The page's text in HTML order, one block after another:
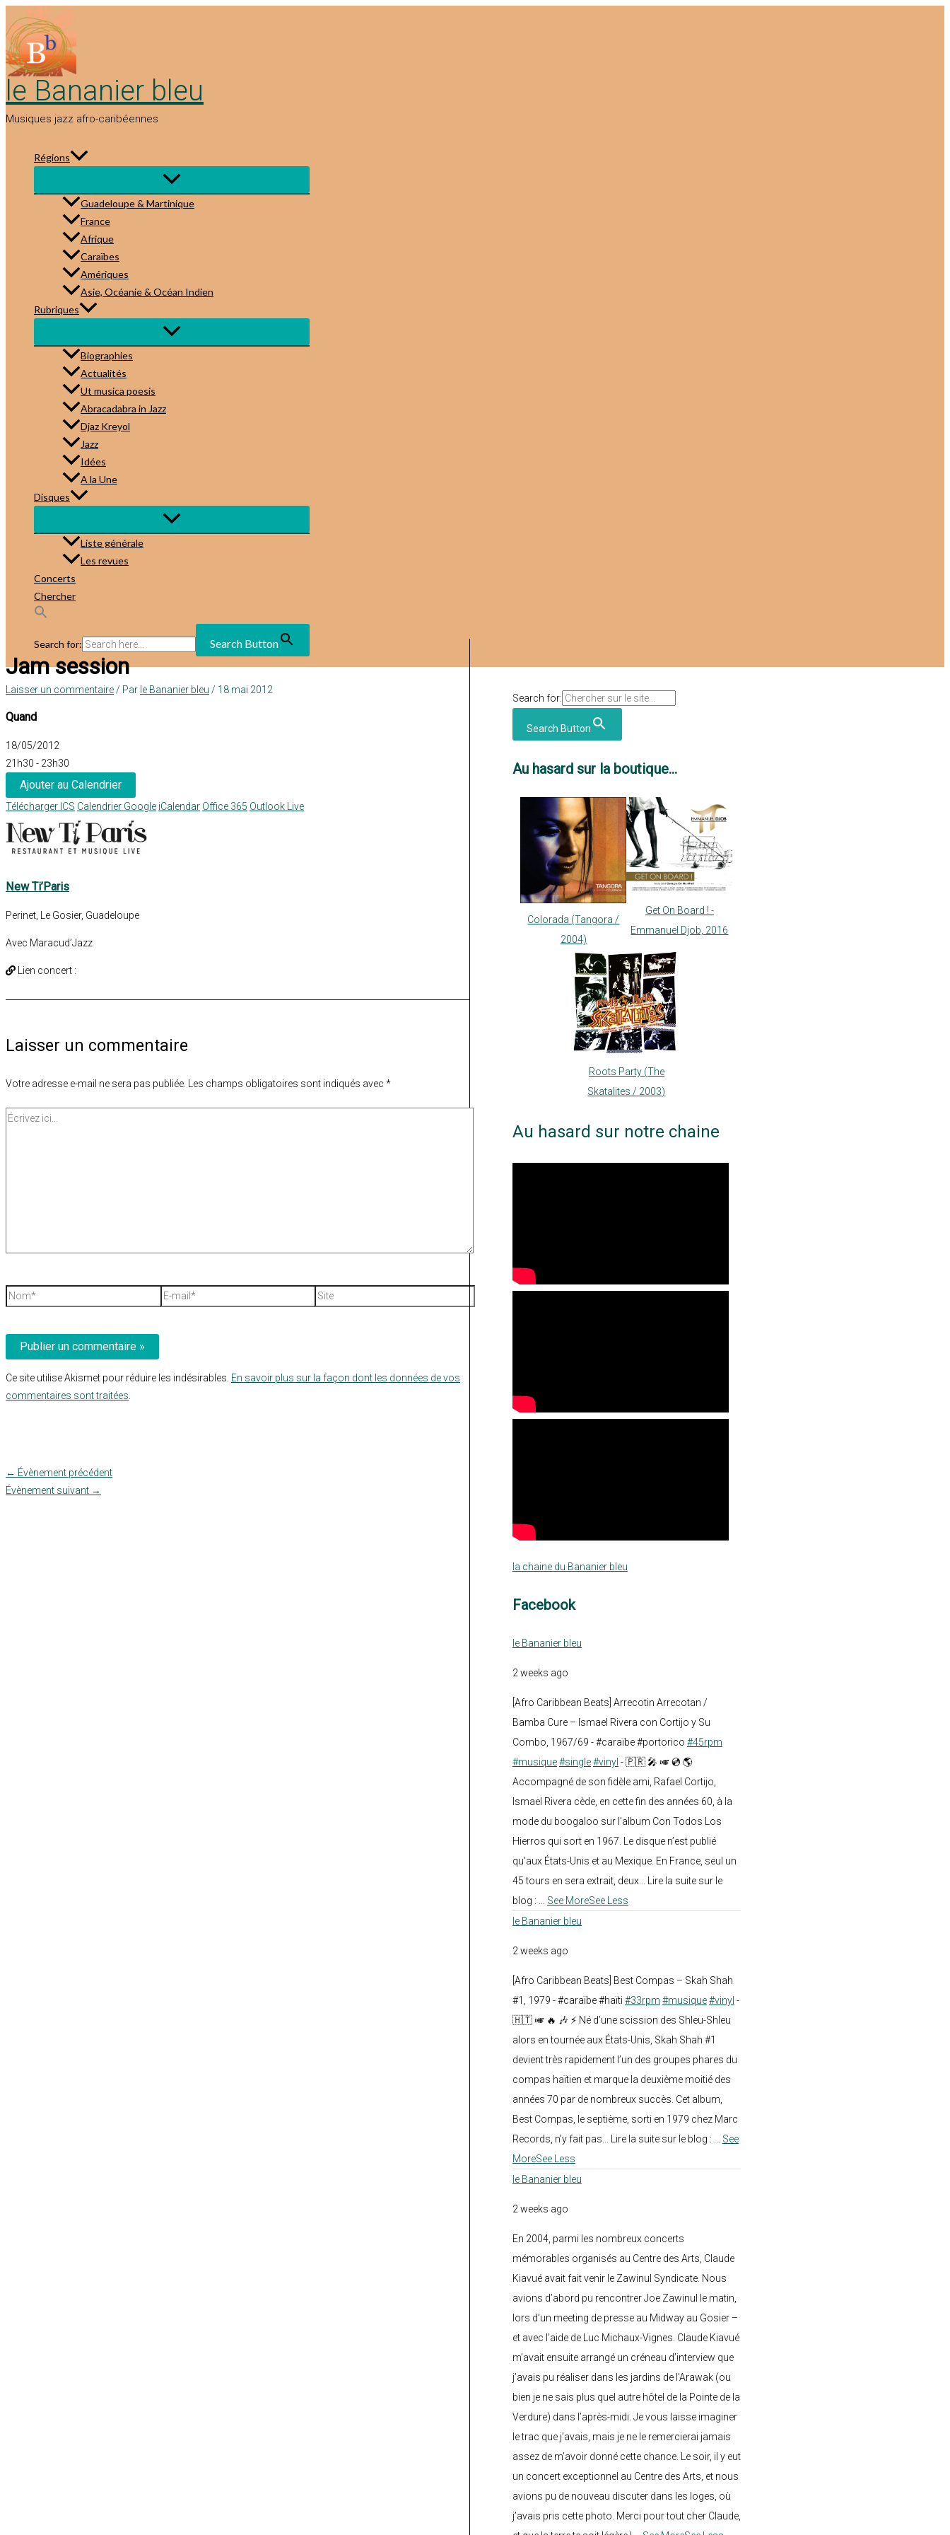
au
contenu
le Bananier bleu
Musiques jazz afro-caribéennes
Régions
Guadeloupe & Martinique
France
Afrique
Caraïbes
Amériques
Asie, Océanie & Océan Indien
Rubriques
Biographies
Actualités
Ut musica poesis
Abracadabra in Jazz
Djaz Kreyol
Jazz
Idées
A la Une
Disques
Liste générale
Les revues
Concerts
Chercher
Search for: Search Button
Jam session
Laisser un commentaire / Par le Bananier bleu / 18 mai 2012
Quand
18/05/2012
21h30 - 23h30
Ajouter au Calendrier
Télécharger ICS Calendrier Google iCalendar Office 365 Outlook Live
New Ti’Paris
Perinet, Le Gosier, Guadeloupe
Avec Maracud’Jazz
Lien concert :
Laisser un commentaire
Votre adresse e-mail ne sera pas publiée. Les champs obligatoires sont indiqués avec *
Écrivez
Nom*
E-
mail*
Site
Ce site utilise Akismet pour réduire les indésirables. En savoir plus sur la façon dont les données de vos
commentaires sont traitées
← Évènement précédent
Évènement suivant →
Search for:
Search Button
Au hasard sur la boutique...
Colorada (Tangora /
2004)
Get On Board ! -
Emmanuel Djob, 2016
Roots Party (The
Skatalites / 2003)
Au hasard sur notre chaine
la chaine du Bananier bleu
Facebook
le Bananier bleu
2 weeks ago
[Afro Caribbean Beats] Arrecotin Arrecotan /
Bamba Cure – Ismael Rivera con Cortijo y Su
Combo, 1967/69 - #caraïbe #portorico #45rpm
#musique#single#vinyl - 🇵🇷 🎤 🎺 💿 🌎
Accompagné de son fidèle ami, Rafael Cortijo,
Ismael Rivera cède, en cette fin des années 60, à la
mode du boogaloo sur l’album Con Todos Los
Hierros qui sort en 1967. Le disque n’est publié
qu’aux États-Unis et au Mexique. En France, seul un
45 tours en sera extrait, deux... Lire la suite sur le
blog :
See MoreSee Less
le Bananier bleu
2 weeks ago
[Afro Caribbean Beats] Best Compas – Skah Shah
#1, 1979 - #caraïbe #haïti #33rpm #musique#vinyl -
🇭🇹 🎺 🔥 🎶 ⚡ Né d’une scission des Shleu-Shleu
alors en tournée aux États-Unis, Skah Shah #1
devient très rapidement l’un des groupes phares du
compas haïtien et marque la deuxième moitié des
années 70 par de nombreux succès. Cet album,
Best Compas, le septième, sorti en 1979 chez Marc
Records, n’y fait pas... Lire la suite sur le blog :
See
MoreSee Less
le Bananier bleu
2 weeks ago
En 2004, parmi les nombreux concerts
mémorables organisés au Centre des Arts, Claude
Kiavué avait fait venir le Zawinul Syndicate. Nous
avions d’abord pu rencontrer Joe Zawinul le matin,
lors d’un meeting de presse au Midway au Gosier –
et avec l’aide de Luc Michaux-Vignes. Claude Kiavué
m’avait ensuite arrangé un créneau d’interview que
j’avais pu réaliser dans les jardins de l’Arawak (ou
bien je ne sais plus quel autre hôtel de la Pointe de la
Verdure) dans l’après-midi. Je vous laisse imaginer
le trac que j’avais, mais je ne le remercierai jamais
assez de m’avoir donné cette chance. Le soir, il y eut
un concert exceptionnel au Centre des Arts, et nous
avions pu de nouveau discuter dans les loges, où
j’avais pris cette photo. Merci pour tout cher Claude,